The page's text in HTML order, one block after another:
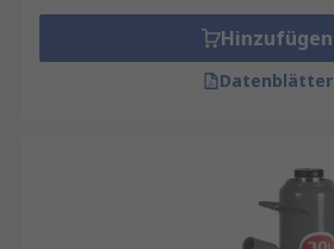
Hinzufügen
Datenblätter